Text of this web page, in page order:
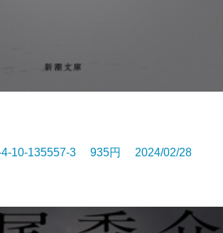
10-135557-3 935円 2024/02/28